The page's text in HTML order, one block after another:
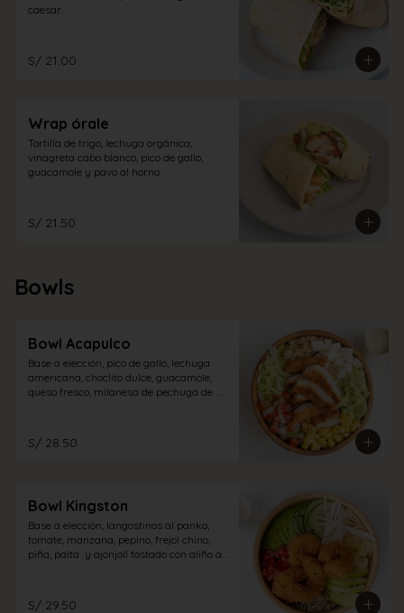
caesar.
S/ 21.00
Wrap órale
Tortilla de trigo, lechuga orgánica,
vinagreta cabo blanco, pico de gallo,
guacamole y pavo al horno.
S/ 21.50
Bowls
Bowl Acapulco
Base a elección, pico de gallo, lechuga
americana, choclito dulce, guacamole,
queso fresco, milanesa de pechuga de
S/ 28.50
Bowl Kingston
Base a elección, langostinos al panko,
tomate, manzana, pepino, frejol chino,
piña, palta  y ajonjolí tostado con aliño a
S/ 29.50